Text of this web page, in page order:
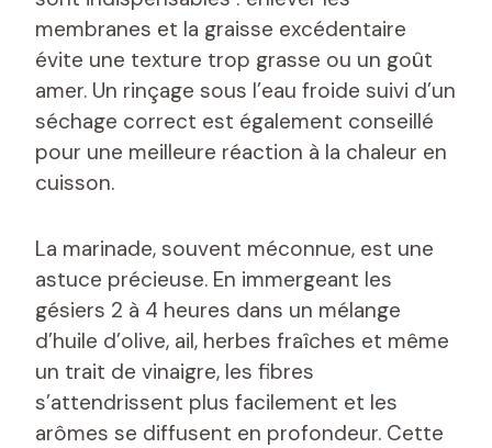
membranes et la graisse excédentaire
évite une texture trop grasse ou un goût
amer. Un rinçage sous l’eau froide suivi d’un
séchage correct est également conseillé
pour une meilleure réaction à la chaleur en
cuisson.
La marinade, souvent méconnue, est une
astuce précieuse. En immergeant les
gésiers 2 à 4 heures dans un mélange
d’huile d’olive, ail, herbes fraîches et même
un trait de vinaigre, les fibres
s’attendrissent plus facilement et les
arômes se diffusent en profondeur. Cette